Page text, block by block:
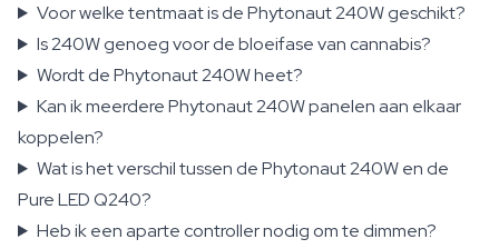
Voor welke tentmaat is de Phytonaut 240W geschikt?
Is 240W genoeg voor de bloeifase van cannabis?
Wordt de Phytonaut 240W heet?
Kan ik meerdere Phytonaut 240W panelen aan elkaar
koppelen?
Wat is het verschil tussen de Phytonaut 240W en de
Pure LED Q240?
Heb ik een aparte controller nodig om te dimmen?